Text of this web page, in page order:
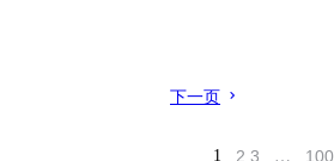
下一页
1 2 3 … 100